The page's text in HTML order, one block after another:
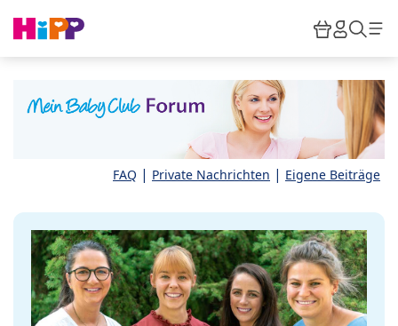
HiPP
FAQ | Private Nachrichten | Eigene Beiträge